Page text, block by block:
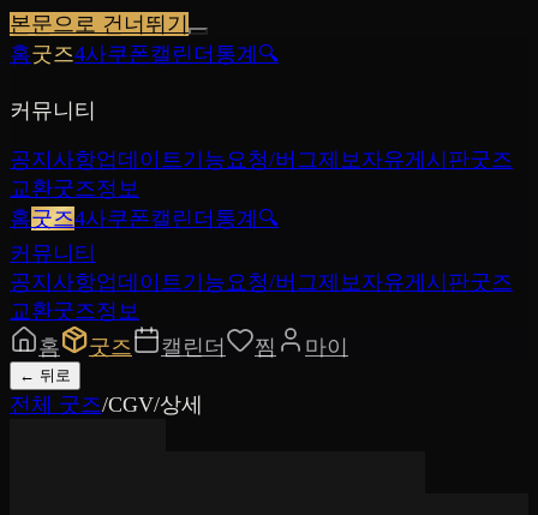
본문으로 건너뛰기
홈굿즈4사쿠폰캘린더 통계 🔍
커뮤니티
공지사항업데이트기능요청/버그제보자유게시판굿즈
교환굿즈정보
홈굿즈4사쿠폰캘린더 통계 🔍
커뮤니티
공지사항업데이트기능요청/버그제보자유게시판굿즈
교환굿즈정보
홈
굿즈 캘린더 찜 마이
← 뒤로
전체 굿즈/CGV/상세